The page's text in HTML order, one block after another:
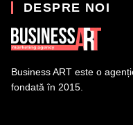
DESPRE NOI
Business ART este o
fondată în 2015.